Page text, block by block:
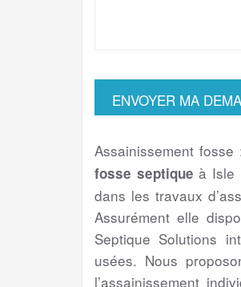
Assainissement
fosse septique à Isle
dans les travaux
Assurément elle
Septique Solutions
usées. Nous
l’assainissement